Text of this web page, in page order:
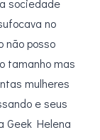
sociedade
no
não posso
tamanho mas
mulheres
e seus
Geek Helena